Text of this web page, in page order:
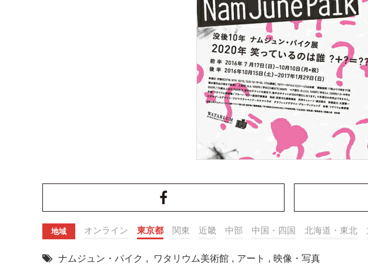
地域 オンライン 東京都 関東 近畿 中部 中国・四国 北海道・東北
ナムジュン・パイク , ワタリウム美術館 , アート , 映像・写真